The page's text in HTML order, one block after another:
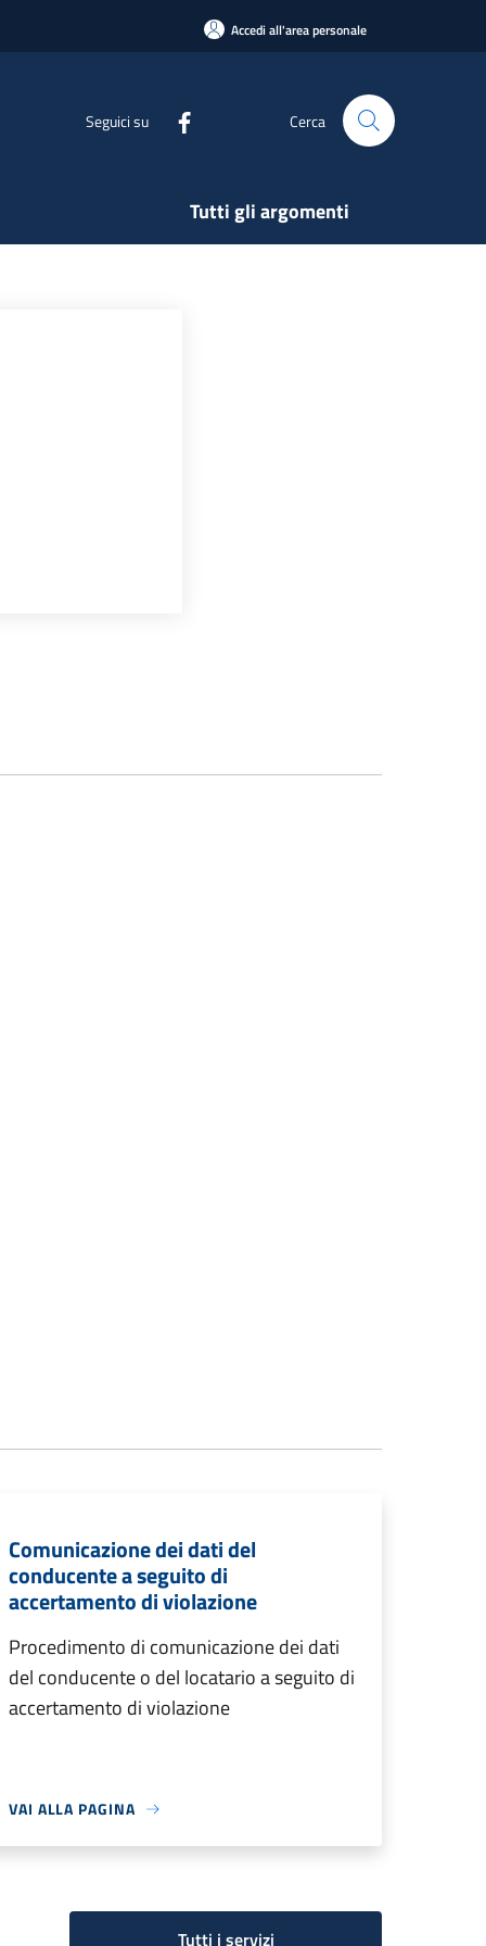
Accedi all'area personale
Seguici su Cerca
Tutti gli argomenti
Comunicazione dei dati del
conducente a seguito di
accertamento di violazione
Procedimento di comunicazione dei dati
del conducente o del locatario a seguito di
accertamento di violazione
VAI ALLA PAGINA
Tutti i servizi